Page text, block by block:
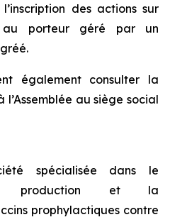
des actions sur
porteur géré par un
également consulter la
au siège social
spécialisée dans le
la production et la
prophylactiques contre